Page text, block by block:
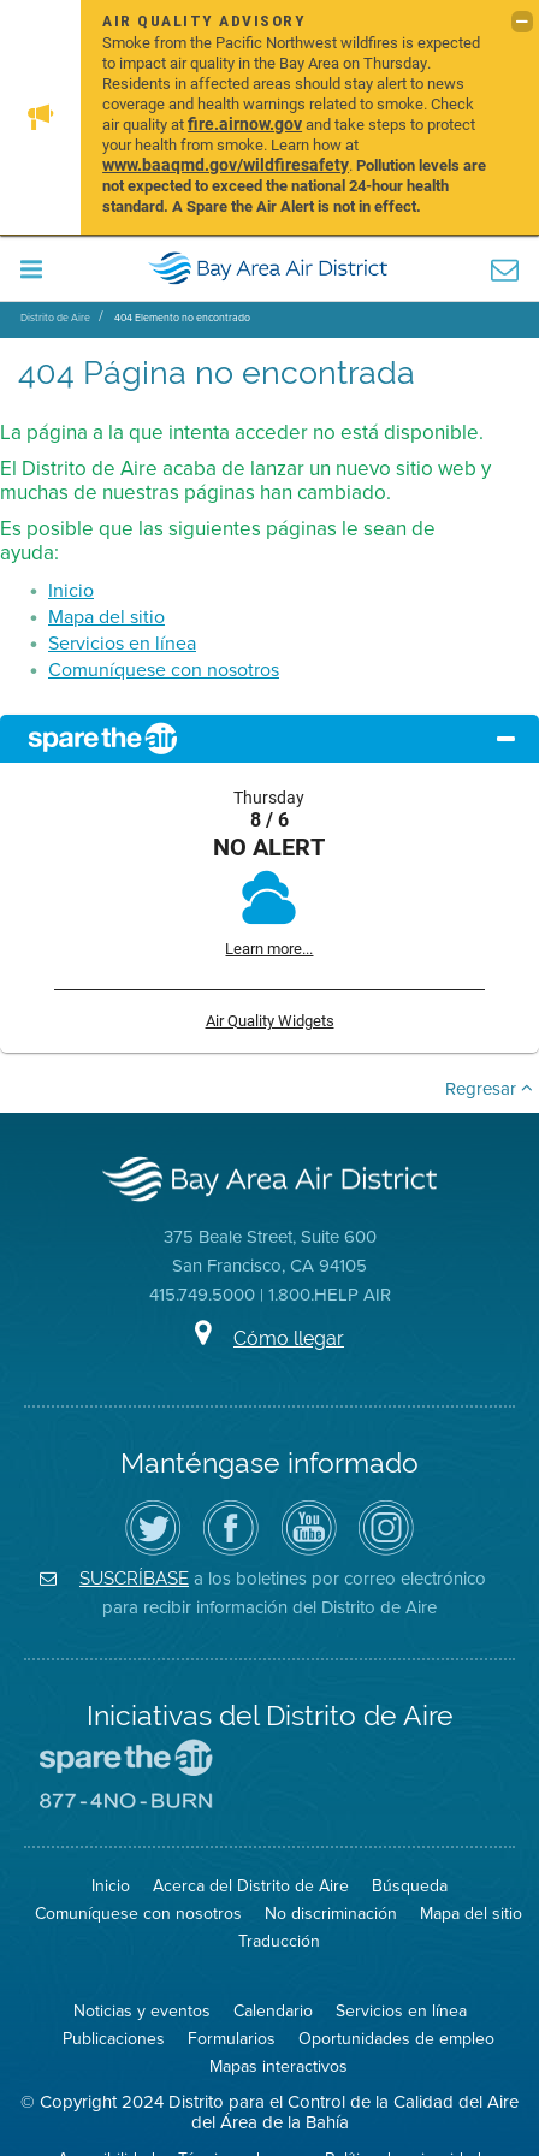
AIR QUALITY ADVISORY
Smoke from the Pacific Northwest wildfires is expected
to impact air quality in the Bay Area on Thursday.
Residents in affected areas should stay alert to news
coverage and health warnings related to smoke. Check
air quality atfire.airnow.govand take steps to protect
your health from smoke. Learn how at
www.baaqmd.gov/wildfiresafety.Pollution levels are
not expected to exceed the national 24-hour health
standard. A Spare the Air Alert is not in effect.
Distrito de Aire 404 Elemento no encontrado
404 Página no encontrada
La página a la que intenta acceder no está disponible.
El Distrito de Aire acaba de lanzar un nuevo sitio web y
muchas de nuestras páginas han cambiado.
Es posible que las siguientes páginas le sean de
ayuda:
Inicio
Mapa del sitio
Servicios en línea
Comuníquese con nosotros
Thursday
8 / 6
NO ALERT
Learn more...
Air Quality Widgets
Regresar
375 Beale Street, Suite 600
San Francisco, CA 94105
415.749.5000 | 1.800.HELP AIR
Cómo llegar
Manténgase informado
Siga
el
Distrito
de
Aire
en
Twitter
Visite
la
página
de
Facebook
del
Distrito
Canal
de
YouTube
del
Distrito
de
Aire
Air
District
on
Instagram
SUSCRÍBASE a los boletines por correo electrónico
para recibir información del Distrito de Aire
Iniciativas del Distrito de Aire
Spare
Air
el
aire)
sitio
8774
Burn
Inicio Acerca del Distrito de Aire
Búsqueda
Comuníquese con nosotros
No discriminación
Mapa del sitio
Traducción
Noticias y eventos Calendario
Servicios en línea
Publicaciones
Formularios
Oportunidades de empleo
Mapas interactivos
© Copyright 2024 Distrito para el Control de la Calidad del Aire
del Área de la Bahía